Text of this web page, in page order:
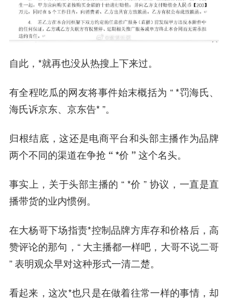
自此，*就再也没从热搜上下来过。
有全程吃瓜的网友将事件始末概括为 “ *罚海氏、
海氏诉京东、京东告* ”。
归根结底，这还是电商平台和头部主播作为品牌
两个不同的渠道在争抢 “ *价 ” 这个名头。
事实上，关于头部主播的 “ *价 ” 协议，一直是直
播带货的业内惯例。
在大杨哥下场指责*控制品牌方库存和价格后，高
赞评论的那句，“ 大主播都一样吧，大哥不说二哥
” 表明观众早对这种形式一清二楚。
看起来，这次*也只是在做着往常一样的事情，却